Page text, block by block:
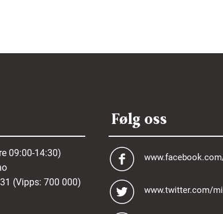
09:00-14:30)
(Vipps: 700 000)
Følg oss
www.twitter.com/